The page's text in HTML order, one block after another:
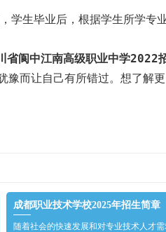
生毕业后，根据学生所学专
省阆中江南高级职业中学2022
而让自己有所错过。想了解
成都职业技术学校2025年招生简章
随着社会的快速发展和对专业技术人才需